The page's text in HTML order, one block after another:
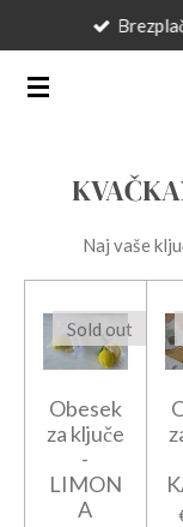
main
Naj vaše
Sold out
Obesek
za ključe
-
LIMON
A